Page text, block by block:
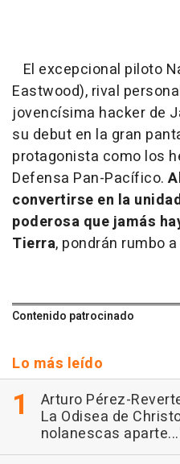
El excepcional piloto
Eastwood), rival
jovencísima hacker de
su debut en la gran
protagonista como los
Defensa Pan-Pacífico.
convertirse en la
poderosa que jamás
Tierra, pondrán rumbo
Contenido patrocinado
Lo más leído
Arturo Pérez-
La Odisea de
nolanescas